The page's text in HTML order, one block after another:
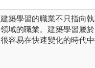
建築學習的職業不只指向
領域的職業。建築學習屬
很容易在快速變化的時代